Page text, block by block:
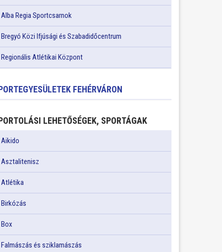
Alba Regia Sportcsarnok
Bregyó Közi Ifjúsági és Szabadidőcentrum
Regionális Atlétikai Központ
FEHÉRVÁRON
LEHETŐSÉGEK, SPORTÁGAK
Aikido
Asztalitenisz
Atlétika
Birkózás
Box
Falmászás és sziklamászás